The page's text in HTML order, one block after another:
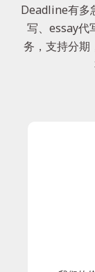
Deadline有多
写、essay代
务，支持分期